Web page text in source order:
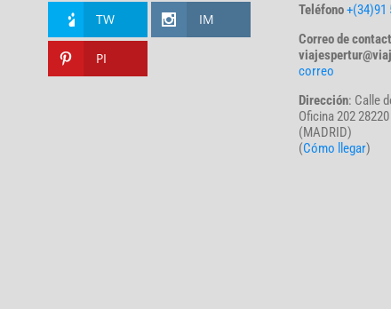
TW IM
PI
Teléfono+(34)91
Correo de
correo
Dirección: Calle
Oficina 202
(MADRID)
(Cómo llegar)